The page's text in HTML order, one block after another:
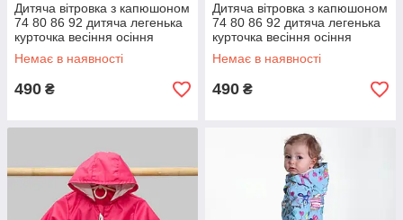
Дитяча вітровка з капюшоном
74 80 86 92 дитяча легенька
курточка весіння осіння
Немає в наявності
490 ₴
Дитяча вітровка з капюшоном
74 80 86 92 дитяча легенька
курточка весіння осіння
Немає в наявності
490 ₴